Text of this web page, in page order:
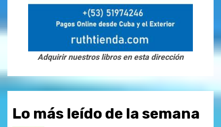
Adquirir nuestros libros en esta dirección
Lo más leído de la semana